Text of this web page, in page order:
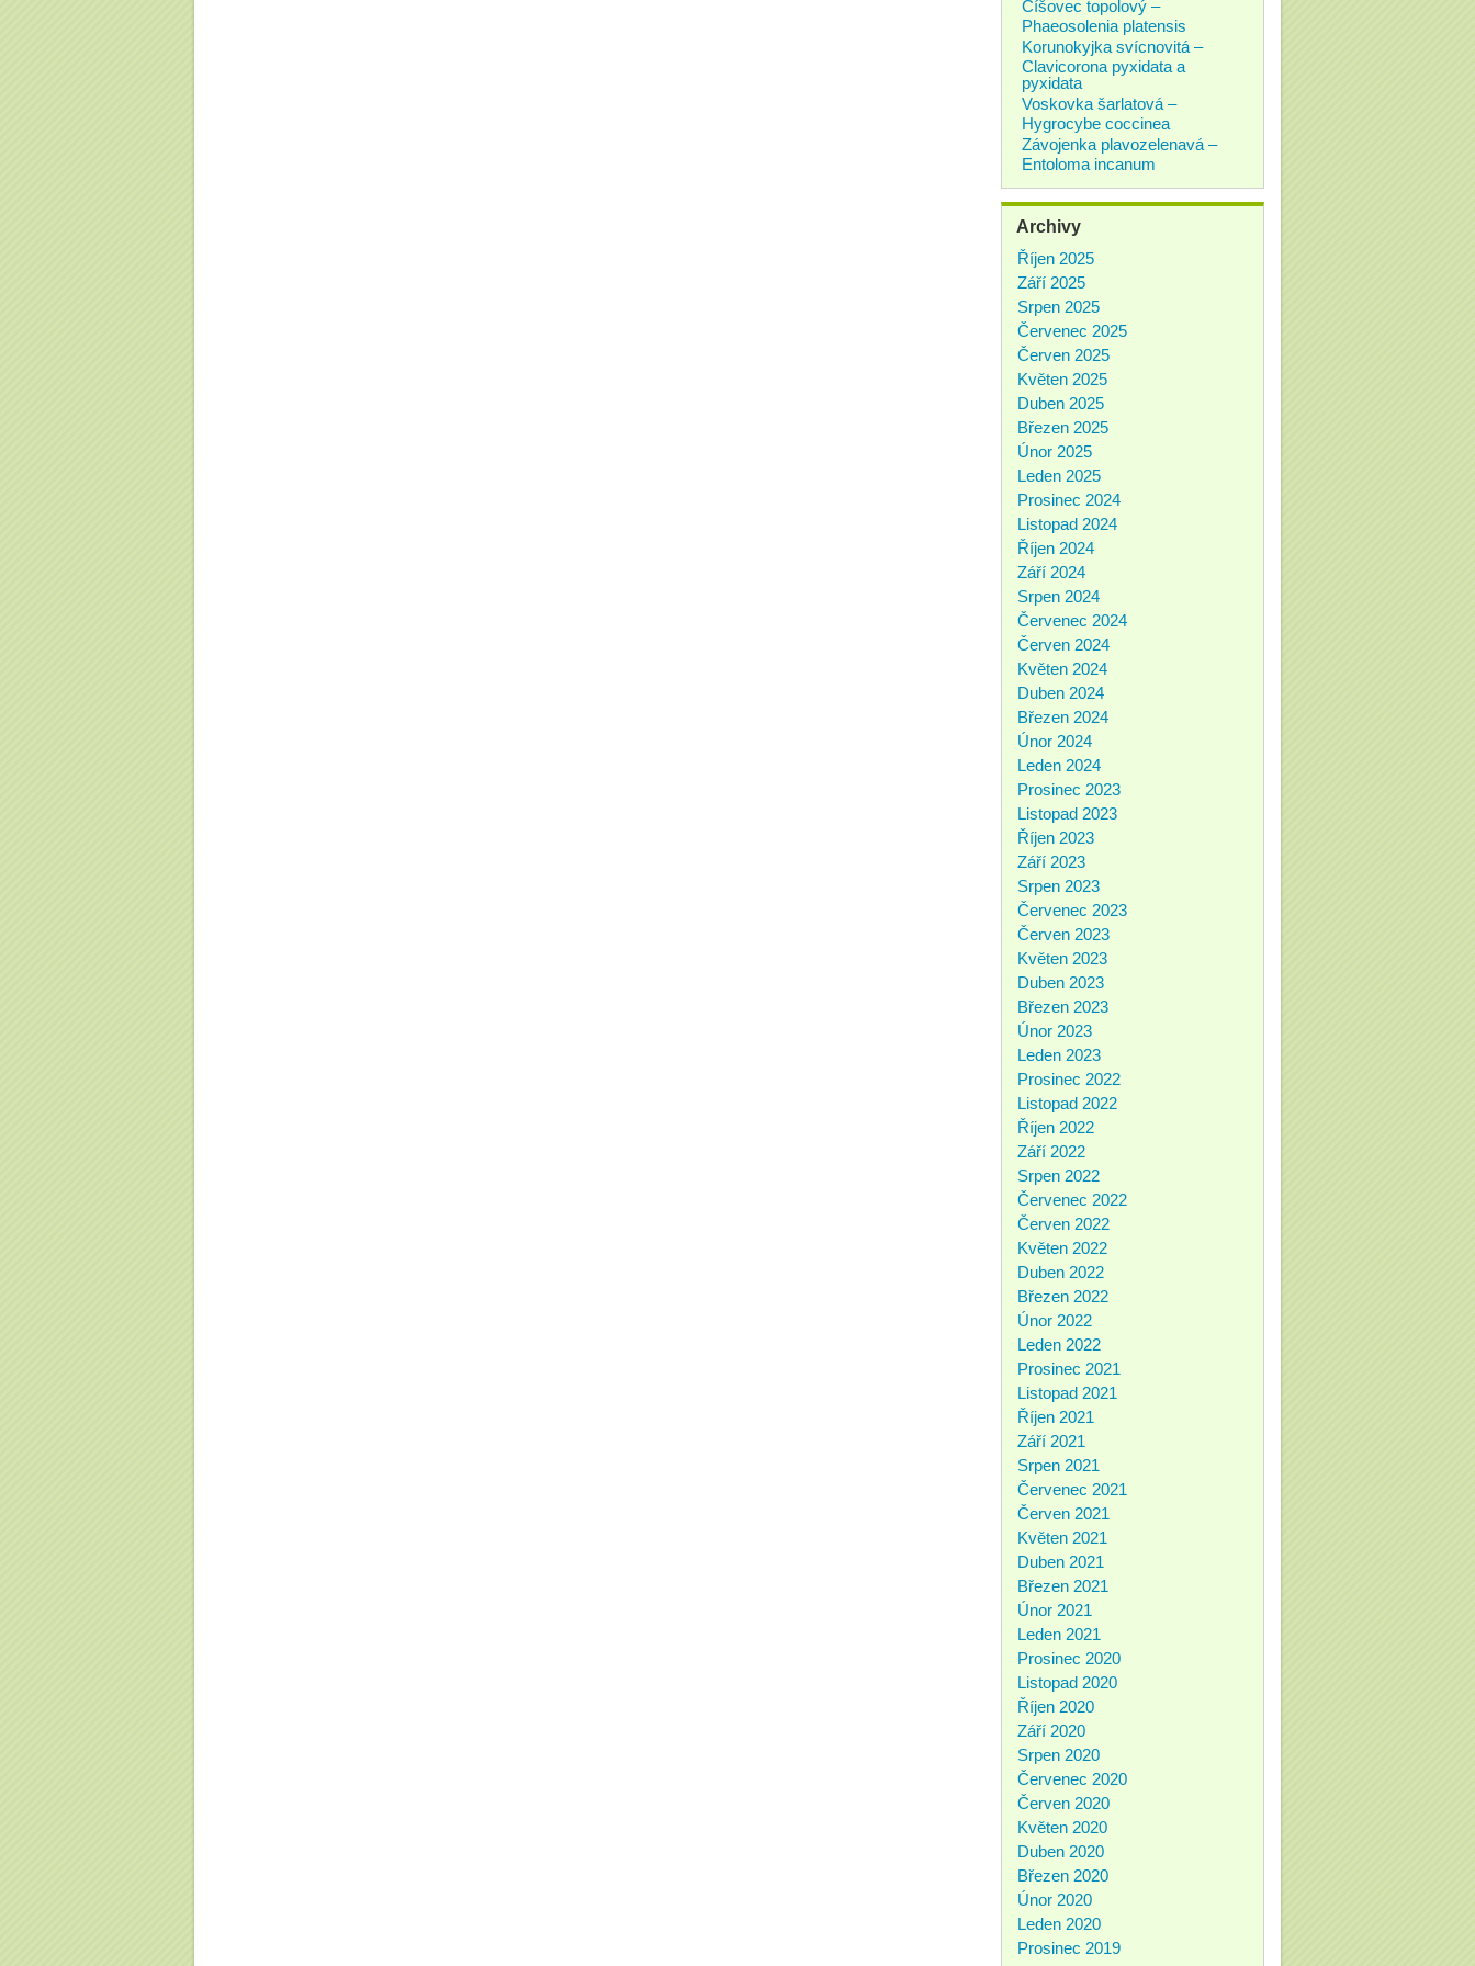
Číšovec topolový –
Phaeosolenia platensis
Korunokyjka svícnovitá –
Clavicorona pyxidata a
pyxidata
Voskovka šarlatová –
Hygrocybe coccinea
Závojenka plavozelenavá –
Entoloma incanum
Archivy
Říjen 2025
Září 2025
Srpen 2025
Červenec 2025
Červen 2025
Květen 2025
Duben 2025
Březen 2025
Únor 2025
Leden 2025
Prosinec 2024
Listopad 2024
Říjen 2024
Září 2024
Srpen 2024
Červenec 2024
Červen 2024
Květen 2024
Duben 2024
Březen 2024
Únor 2024
Leden 2024
Prosinec 2023
Listopad 2023
Říjen 2023
Září 2023
Srpen 2023
Červenec 2023
Červen 2023
Květen 2023
Duben 2023
Březen 2023
Únor 2023
Leden 2023
Prosinec 2022
Listopad 2022
Říjen 2022
Září 2022
Srpen 2022
Červenec 2022
Červen 2022
Květen 2022
Duben 2022
Březen 2022
Únor 2022
Leden 2022
Prosinec 2021
Listopad 2021
Říjen 2021
Září 2021
Srpen 2021
Červenec 2021
Červen 2021
Květen 2021
Duben 2021
Březen 2021
Únor 2021
Leden 2021
Prosinec 2020
Listopad 2020
Říjen 2020
Září 2020
Srpen 2020
Červenec 2020
Červen 2020
Květen 2020
Duben 2020
Březen 2020
Únor 2020
Leden 2020
Prosinec 2019